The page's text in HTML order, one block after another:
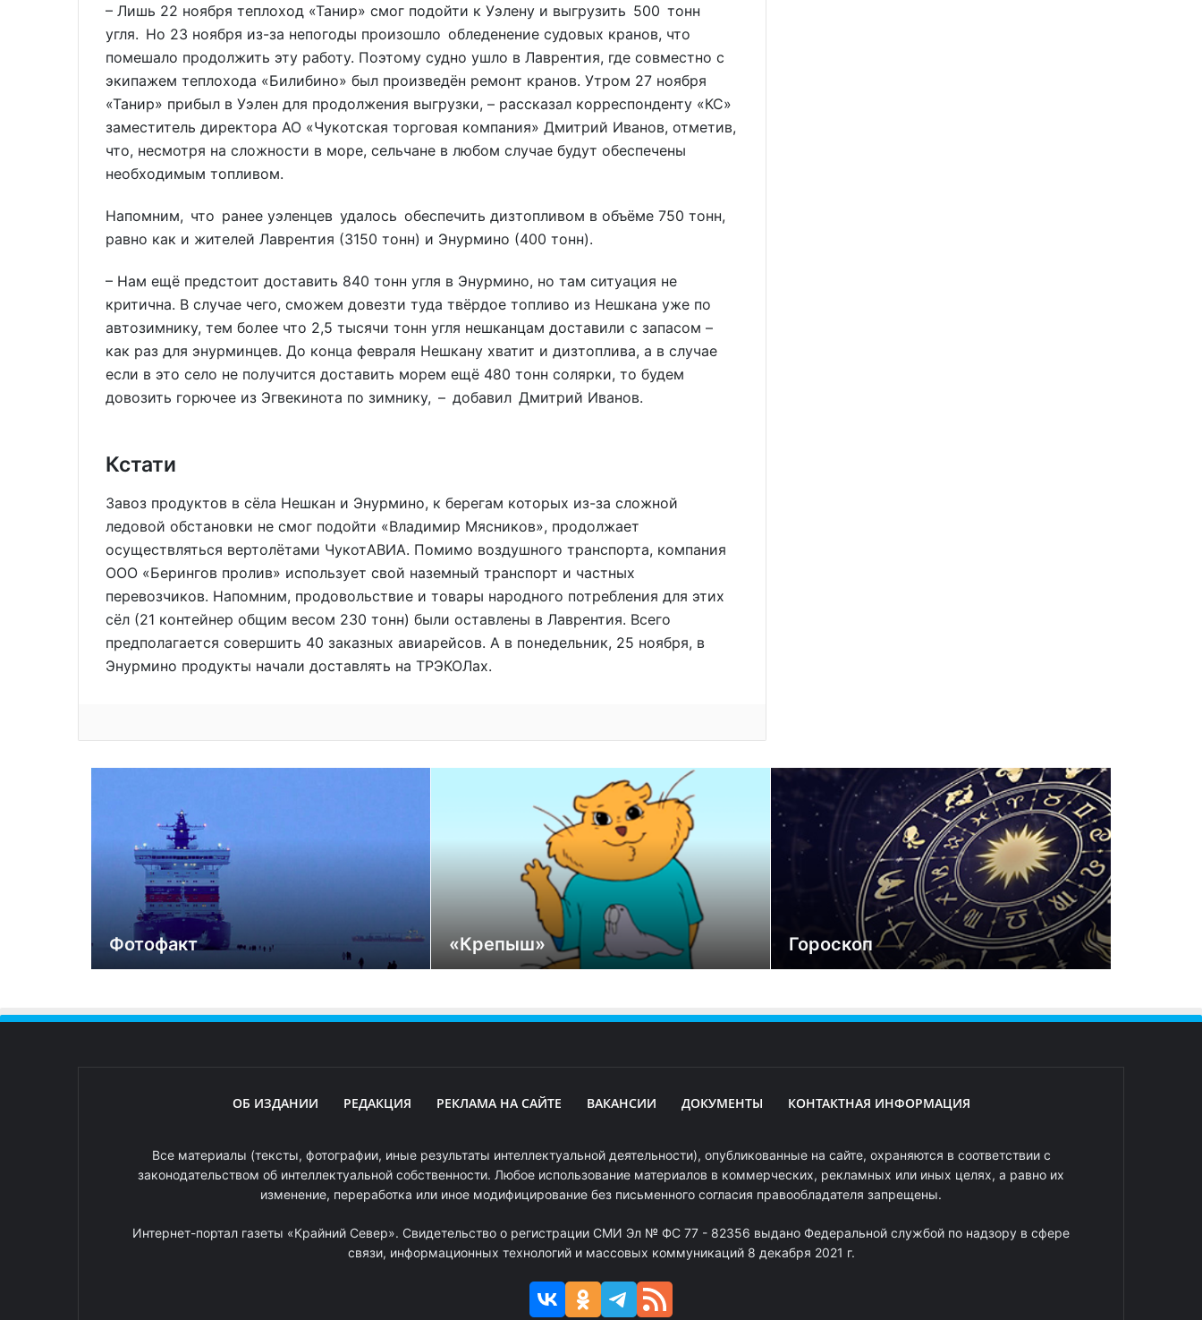
– Лишь 22 ноября теплоход «Танир» смог подойти к Уэлену и выгрузить 500 тонн
угля. Но 23 ноября из-за непогоды произошло обледенение судовых кранов, что
помешало продолжить эту работу. Поэтому судно ушло в Лаврентия, где совместно с
экипажем теплохода «Билибино» был произведён ремонт кранов. Утром 27 ноября
«Танир» прибыл в Уэлен для продолжения выгрузки, – рассказал корреспонденту «КС»
заместитель директора АО «Чукотская торговая компания» Дмитрий Иванов, отметив,
что, несмотря на сложности в море, сельчане в любом случае будут обеспечены
необходимым топливом.
Напомним, что ранее уэленцев удалось обеспечить дизтопливом в объёме 750 тонн,
равно как и жителей Лаврентия (3150 тонн) и Энурмино (400 тонн).
– Нам ещё предстоит доставить 840 тонн угля в Энурмино, но там ситуация не
критична. В случае чего, сможем довезти туда твёрдое топливо из Нешкана уже по
автозимнику, тем более что 2,5 тысячи тонн угля нешканцам доставили с запасом –
как раз для энурминцев. До конца февраля Нешкану хватит и дизтоплива, а в случае
если в это село не получится доставить морем ещё 480 тонн солярки, то будем
довозить горючее из Эгвекинота по зимнику, – добавил Дмитрий Иванов.
Кстати
Завоз продуктов в сёла Нешкан и Энурмино, к берегам которых из-за сложной
ледовой обстановки не смог подойти «Владимир Мясников», продолжает
осуществляться вертолётами ЧукотАВИА. Помимо воздушного транспорта, компания
ООО «Берингов пролив» использует свой наземный транспорт и частных
перевозчиков. Напомним, продовольствие и товары народного потребления для этих
сёл (21 контейнер общим весом 230 тонн) были оставлены в Лаврентия. Всего
предполагается совершить 40 заказных авиарейсов. А в понедельник, 25 ноября, в
Энурмино продукты начали доставлять на ТРЭКОЛах.
Фотофакт «Крепыш» Гороскоп
ОБ ИЗДАНИИ РЕДАКЦИЯ РЕКЛАМА НА САЙТЕ ВАКАНСИИ ДОКУМЕНТЫ КОНТАКТНАЯ ИНФОРМАЦИЯ
Все материалы (тексты, фотографии, иные результаты интеллектуальной деятельности), опубликованные на сайте, охраняются в соответствии с
законодательством об интеллектуальной собственности. Любое использование материалов в коммерческих, рекламных или иных целях, а равно их
изменение, переработка или иное модифицирование без письменного согласия правообладателя запрещены.
Интернет-портал газеты «Крайний Север». Свидетельство о регистрации СМИ Эл № ФС 77 - 82356 выдано Федеральной службой по надзору в сфере
связи, информационных технологий и массовых коммуникаций 8 декабря 2021 г.